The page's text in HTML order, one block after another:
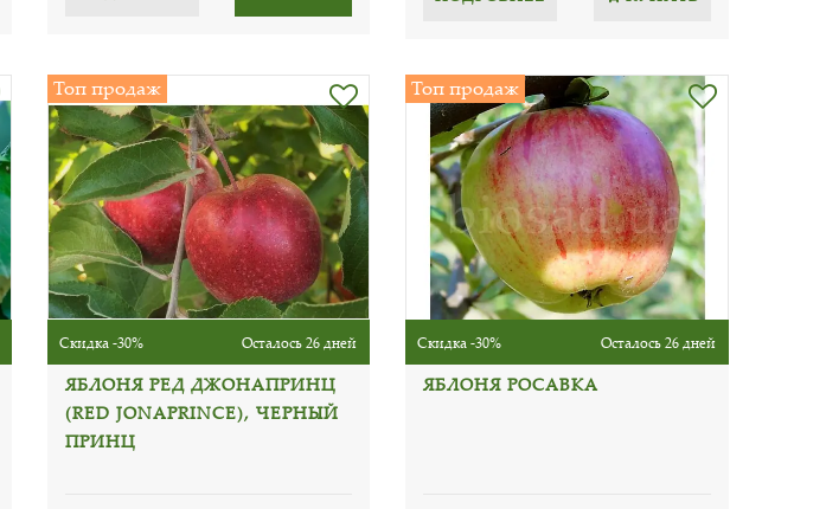
Топ продаж
Скидка -30% Осталось 26 дней
ЯБЛОНЯ РЕД ДЖОНАПРИНЦ
(RED JONAPRINCE), ЧЕРНЫЙ
ПРИНЦ
Топ продаж
Скидка -30% Осталось 26 дней
ЯБЛОНЯ РОСАВКА